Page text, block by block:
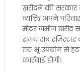
ख़रीदने की सरकार
व्यक्ति अपने
मीटर जमीन
समय सब रजिस्ट्रार
तय भू उपयोग से
कार्रवाई होगी।